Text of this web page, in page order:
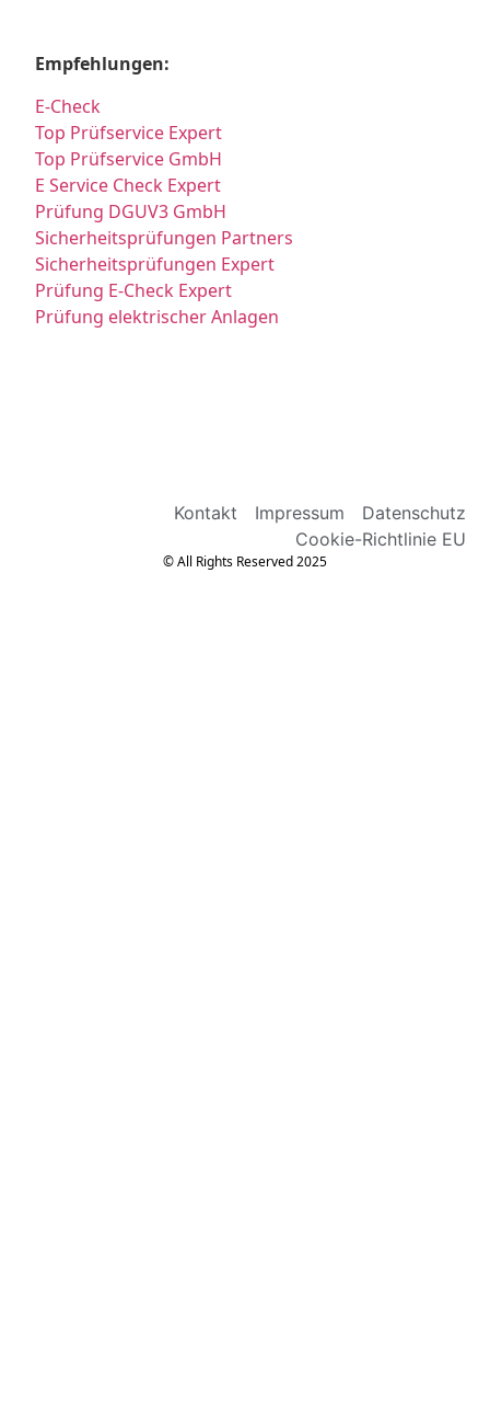
Empfehlungen:
E-Check
Top Prüfservice Expert
Top Prüfservice GmbH
E Service Check Expert
Prüfung DGUV3 GmbH
Sicherheitsprüfungen Partners
Sicherheitsprüfungen Expert
Prüfung E-Check Expert
Prüfung elektrischer Anlagen
Kontakt Impressum
Datenschutz
Cookie-Richtlinie EU
© All Rights Reserved 2025